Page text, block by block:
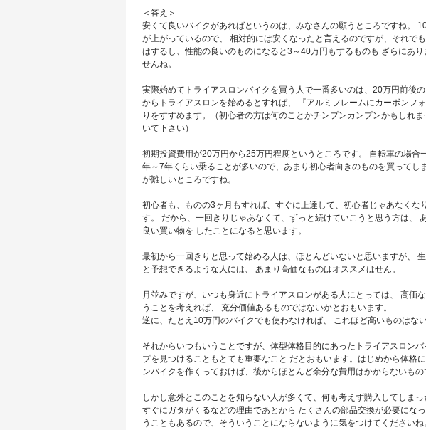
＜答え＞
安くて良いバイクがあればというのは、みなさんの願うところですね。
が上がっているので、 相対的には安くなったと言えるのですが、それで
はするし、性能の良いのものになると3～40万円もするものも ざらにあ
せんね。
実際始めてトライアスロンバイクを買う人で一番多いのは、20万円前後
からトライアスロンを始めるとすれば、 『アルミフレームにカーボンフ
りをすすめます。（初心者の方は何のことかチンプンカンプンかもしれ
いて下さい）
初期投資費用が20万円から25万円程度というところです。 自転車の場
年～7年くらい乗ることが多いので、あまり初心者向きのものを買って
が難しいところですね。
初心者も、ものの3ヶ月もすれば、すぐに上達して、初心者じゃあなくな
す。 だから、一回きりじゃあなくて、ずっと続けていこうと思う方は、
良い買い物を したことになると思います。
最初から一回きりと思って始める人は、ほとんどいないと思いますが、
と予想できるような人には、 あまり高価なものはオススメはせん。
月並みですが、いつも身近にトライアスロンがある人にとっては、 高価
うことを考えれば、 充分価値あるものではないかとおもいます。
逆に、たとえ10万円のバイクでも使わなければ、 これほど高いものはない
それからいつもいうことですが、体型体格目的にあったトライアスロン
プを見つけることもとても重要なこと だとおもいます。はじめから体格
ンバイクを作くっておけば、後からほとんど余分な費用はかからないもの
しかし意外とこのことを知らない人が多くて、何も考えず購入してしま
すぐにガタがくるなどの理由であとから たくさんの部品交換が必要にな
うこともあるので、そういうことにならないように気をつけてくださいね